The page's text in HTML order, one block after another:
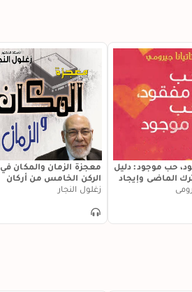
حب موجود: دليل
الماضي وإيجاد
معجزة الزمان والمكان في
الركن الخامس من أركان
الإسلام
زغلول النجار